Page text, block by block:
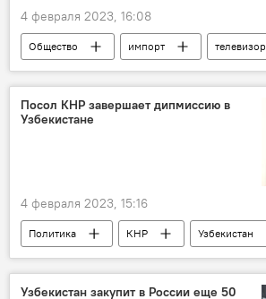
4 февраля 2023, 16:08
Общество импорт
телевизор
Узбекистан
Посол КНР завершает дипмиссию в
Узбекистане
4 февраля 2023, 15:16
Политика КНР
Узбекистан
Китай
Узбекистан закупит в России еще 50